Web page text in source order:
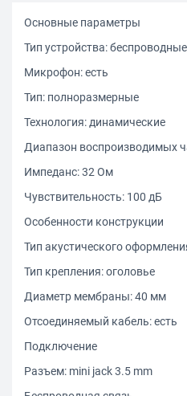
Основные параметры
Тип устройства:
Микрофон: есть
Тип: полноразмерные
Технология: динамические
Диапазон воспроизводимых
Импеданс: 32 Ом
Чувствительность: 100 дБ
Особенности конструкции
Тип акустического
Тип крепления: оголовье
Диаметр мембраны: 40 мм
Отсоединяемый кабель: есть
Подключение
Разъем: mini jack 3.5 mm